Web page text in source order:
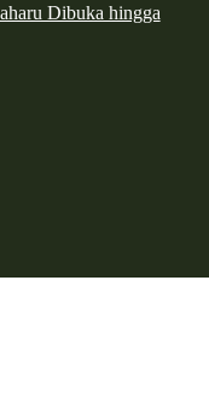
Dibuka hingga